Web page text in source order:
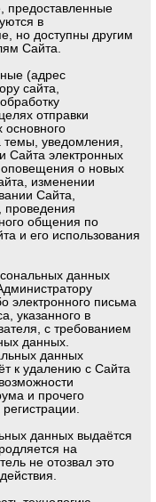
предоставленные
в
но доступны другим
Сайта.
(адрес
сайта,
отправки
основного
уведомления,
Сайта электронных
о новых
изменении
Сайта,
проведения
общения по
и его использования
данных
электронного письма
указанного в
с требованием
данных.
данных
к удалению с Сайта
и прочего
данных выдаётся
на
не отозвал это